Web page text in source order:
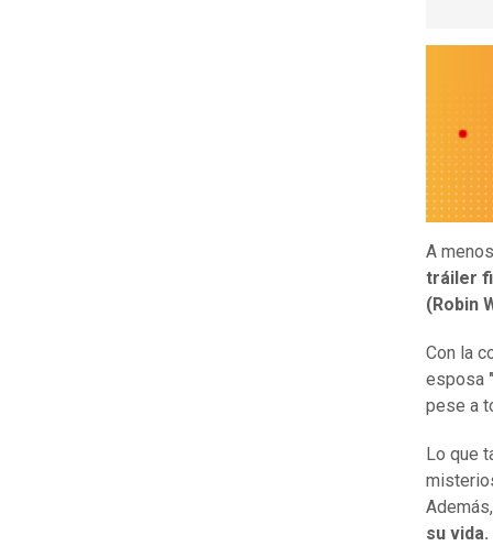
A
tráiler
(Robin
Con la
esposa
pese a
Lo que
su vida.